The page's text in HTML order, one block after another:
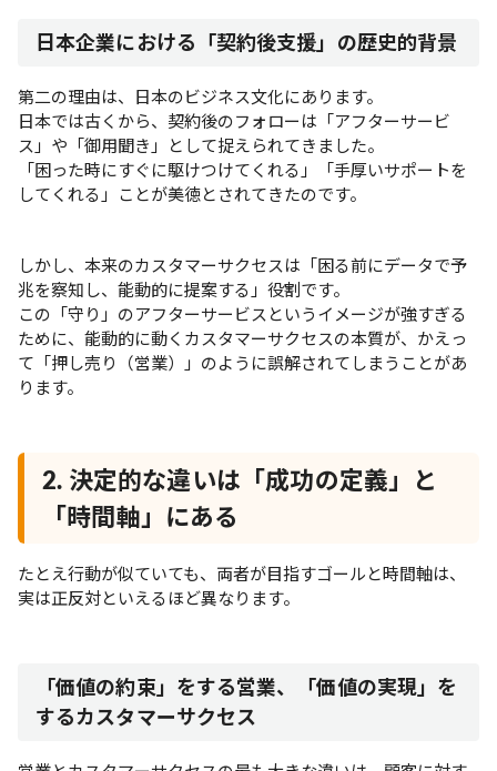
日本企業における「契約後支援」の歴史的背景
第二の理由は、日本のビジネス文化にあります。
日本では古くから、契約後のフォローは「アフターサービ
ス」や「御用聞き」として捉えられてきました。
「困った時にすぐに駆けつけてくれる」「手厚いサポートを
してくれる」ことが美徳とされてきたのです。
しかし、本来のカスタマーサクセスは「困る前にデータで予
兆を察知し、能動的に提案する」役割です。
この「守り」のアフターサービスというイメージが強すぎる
ために、能動的に動くカスタマーサクセスの本質が、かえっ
て「押し売り（営業）」のように誤解されてしまうことがあ
ります。
2. 決定的な違いは「成功の定義」と
「時間軸」にある
たとえ行動が似ていても、両者が目指すゴールと時間軸は、
実は正反対といえるほど異なります。
「価値の約束」をする営業、「価値の実現」を
するカスタマーサクセス